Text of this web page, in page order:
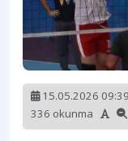
15.05.2026
336 okunma